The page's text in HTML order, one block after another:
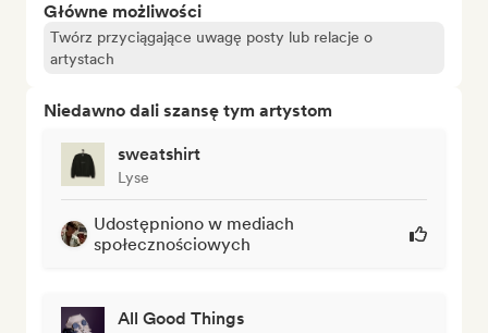
Główne możliwości
Twórz przyciągające uwagę posty lub relacje o
artystach
Niedawno dali szansę tym artystom
sweatshirt
Lyse
Udostępniono w mediach
społecznościowych
All Good Things